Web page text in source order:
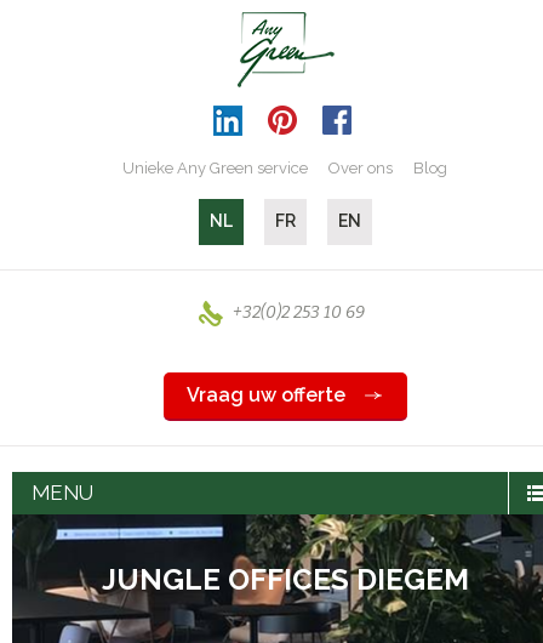
Unieke Any Green service Over ons Blog
NL FR EN
+32(0)2 253 10 69
Vraag uw offerte
MENU
JUNGLE OFFICES DIEGEM